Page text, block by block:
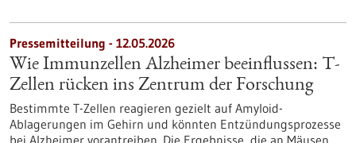
Pressemitteilung - 12.05.2026
Wie Immunzellen Alzheimer beeinflussen: T-
Zellen rücken ins Zentrum der Forschung
Bestimmte T-Zellen reagieren gezielt auf Amyloid-
Ablagerungen im Gehirn und könnten Entzündungsprozesse
bei Alzheimer vorantreiben. Die Ergebnisse, die an Mäusen